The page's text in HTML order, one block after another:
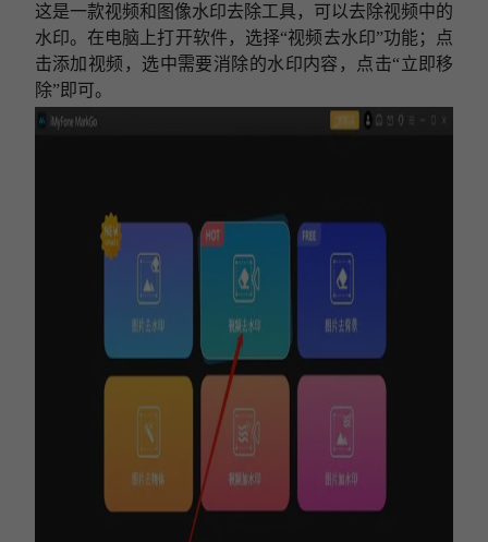
这是一款视频和图像水印去除工具 ，可以去除视频中的
水印。在电脑上打开软件，选择“视频去水印”功能；点
击添加视频，选中需要消除的水印内容，点击“立即移
除”即可。